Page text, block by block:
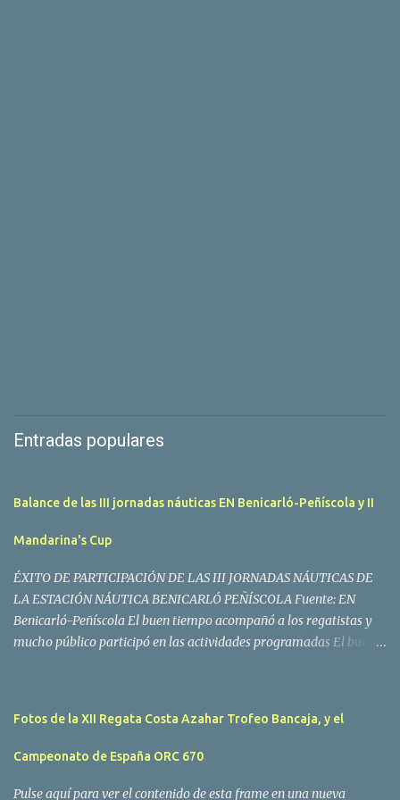
Entradas populares
Balance de las III jornadas náuticas EN Benicarló-Peñíscola y II
Mandarina's Cup
ÉXITO DE PARTICIPACIÓN DE LAS III JORNADAS NÁUTICAS DE
LA ESTACIÓN NÁUTICA BENICARLÓ PEÑÍSCOLA Fuente: EN
Benicarló-Peñíscola El buen tiempo acompañó a los regatistas y
mucho público participó en las actividades programadas El buen
embarcación Garví, un Malbec 240 del armador José Mª Villes fue
la merecida vencedora de la prueba, en la que tomaron parte un
Mangicú, seguida de Marina Benicarló y Hepta. La Clase B fue
Fotos de la XII Regata Costa Azahar Trofeo Bancaja, y el
Campeonato de España ORC 670
Pulse aquí para ver el contenido de esta frame en una nueva